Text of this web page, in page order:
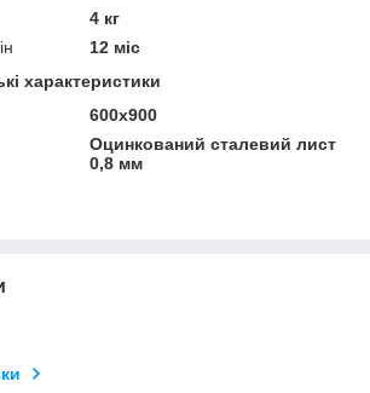
4 кг
12 міс
характеристики
600х900
Оцинкований сталевий лист
0,8 мм